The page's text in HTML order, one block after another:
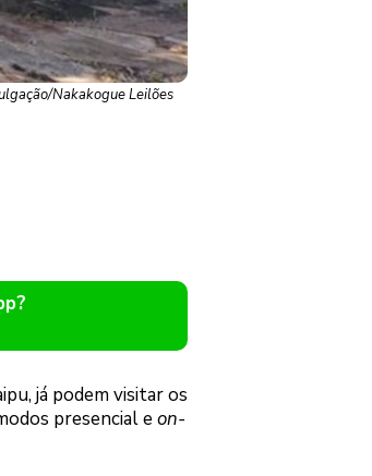
Nakakogue Leilões
já podem visitar os
presencial e on-